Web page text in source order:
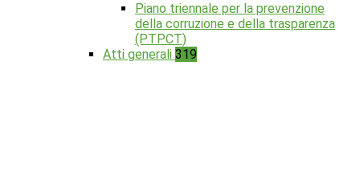
Piano triennale per la prevenzione
della corruzione e della trasparenza
(PTPCT)
Atti generali 319